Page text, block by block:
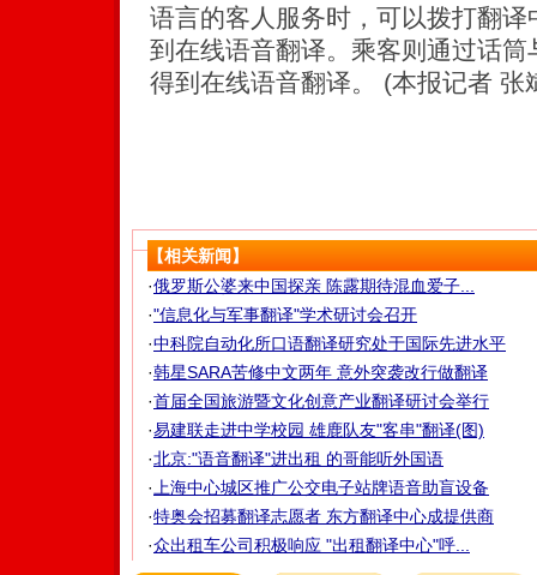
语言的客人服务时，可以拨打翻
到在线语音翻译。乘客则通过话
得到在线语音翻译。 (本报记者 张
【相关新闻】
·俄罗斯公婆来中国探亲 陈露期待混血爱子...
·"信息化与军事翻译"学术研讨会召开
·中科院自动化所口语翻译研究处于国际先进水平
·韩星SARA苦修中文两年 意外突袭改行做翻译
·首届全国旅游暨文化创意产业翻译研讨会举行
·易建联走进中学校园 雄鹿队友"客串"翻译(图)
·北京:"语音翻译"进出租 的哥能听外国语
· 上海中心城区推广公交电子站牌语音助盲设备
·特奥会招募翻译志愿者 东方翻译中心成提供商
·众出租车公司积极响应 "出租翻译中心"呼...